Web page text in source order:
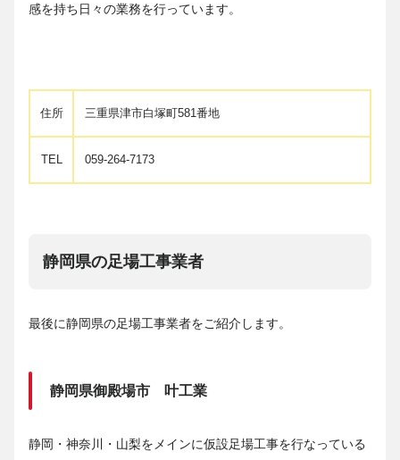
感を持ち日々の業務を行っています。
住所 三重県津市白塚町581番地
TEL 059-264-7173
静岡県の足場工事業者
最後に静岡県の足場工事業者をご紹介します。
静岡県御殿場市 叶工業
静岡・神奈川・山梨をメインに仮設足場工事を行なっている